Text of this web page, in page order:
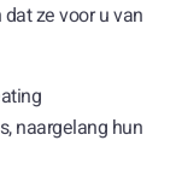
ze voor u van
naargelang hun